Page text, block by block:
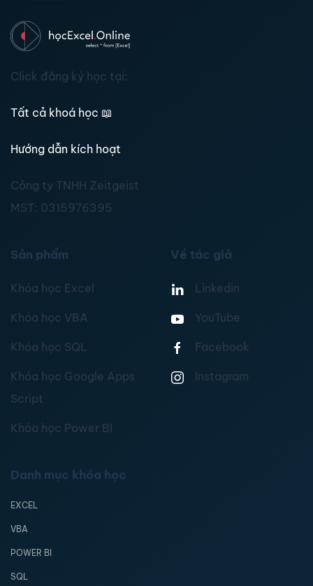
Click đăng ký học tại:
Tất cả khoá học 📖
Hướng dẫn kích hoạt
Công ty TNHH Zeitgeist
MST: 0315976395
Sản phẩm
Khóa học Excel
Khóa học VBA
Khóa học SQL
Khóa học Google Apps
Script
Khóa học Power BI
Về tác giả
Linkedin
YouTube
Facebook
Instagram
Danh mục khóa học
EXCEL
VBA
POWER BI
SQL